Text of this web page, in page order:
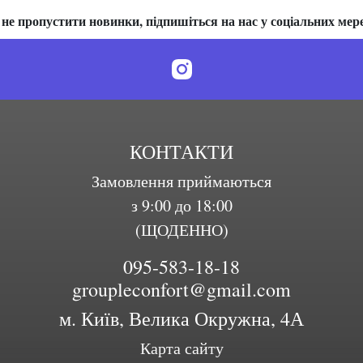
пропустити новинки, підпишіться на нас у соціальних
КОНТАКТИ
Замовлення приймаються
з 9:00 до 18:00
(ЩОДЕННО)
095-583-18-18
groupleconfort@gmail.com
м. Київ, Велика Окружна, 4А
Карта сайту